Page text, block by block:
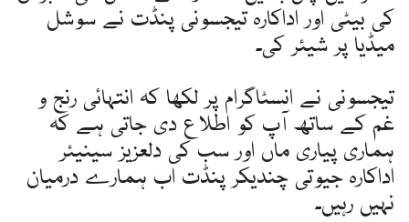
کی بیٹی اور اداکارہ تیجسونی پنڈت نے سوشل
میڈیا پر شیئر کی۔
تیجسونی نے انسٹاگرام پر لکھا کہ انتہائی رنج و
غم کے ساتھ آپ کو اطلاع دی جاتی ہے کہ
ہماری پیاری ماں اور سب کی دلعزیز سینیئر
اداکارہ جیوتی چندیکر پنڈت اب ہمارے درمیان
نہیں رہیں۔